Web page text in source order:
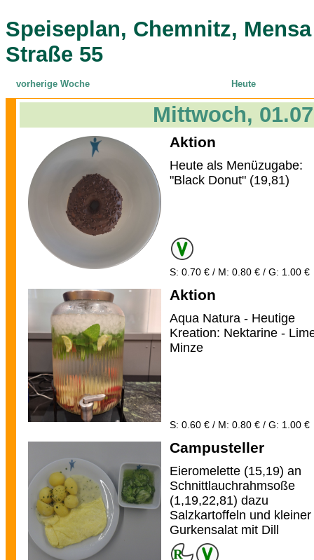
Speiseplan, Chemnitz,
Straße 55
vorherige Woche Heute
Mittwoch,
Aktion
Heute als Menüzugabe:
"Black Donut" (19,81)
S: 0.70 € / M: 0.80 € / G: 1.00 €
Aktion
Aqua Natura - Heutige
Kreation: Nektarine -
Minze
S: 0.60 € / M: 0.80 € / G: 1.00 €
Campusteller
Eieromelette (15,19) an
Schnittlauchrahmsoße
(1,19,22,81) dazu
Salzkartoffeln und kleiner
Gurkensalat mit Dill